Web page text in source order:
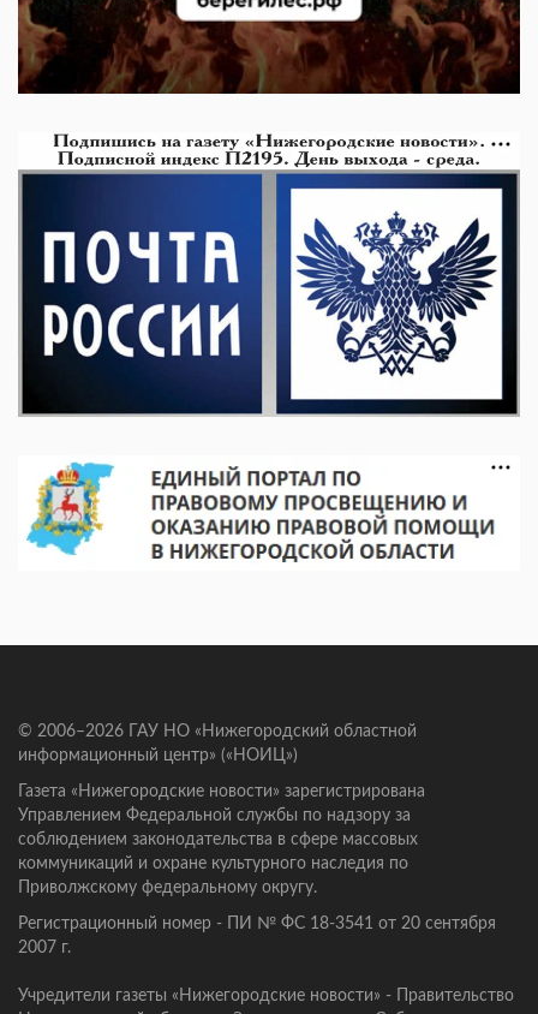
© 2006–2026 ГАУ НО «Нижегородский областной
информационный центр» («НОИЦ»)
Газета «Нижегородские новости» зарегистрирована
Управлением Федеральной службы по надзору за
соблюдением законодательства в сфере массовых
коммуникаций и охране культурного наследия по
Приволжскому федеральному округу.
Регистрационный номер - ПИ № ФС 18-3541 от 20 сентября
2007 г.
Учредители газеты «Нижегородские новости» - Правительство